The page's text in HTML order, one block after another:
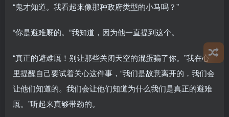
“鬼才知道。我看起来像那种政府类型的小马吗？”
“你是避难厩的。”我知道，因为他一直提到这个。
“真正的避难厩！别让那些关闭天空的混蛋骗了你。”我在心
里提醒自己要试着关心这件事，“我们是故意离开的，我们会
让他们知道的。我们会让他们知道为什么我们是真正的避难
厩。”听起来真够带劲的。